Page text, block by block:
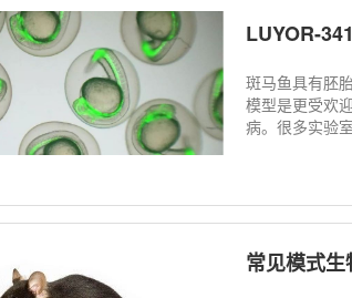
LUYOR-
斑马鱼具有胚
模型是更受欢
病。很多实验
常见模式生